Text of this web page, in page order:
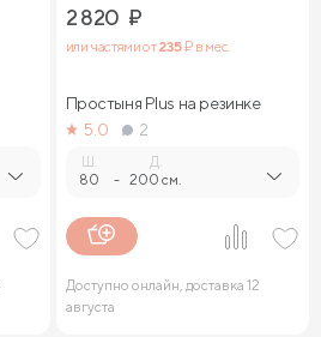
2 820 ₽
или частями от235₽ в мес.
Простыня Plus на резинке
5.0
2
Ш.
80 -
Д.
200 см.
Доступно онлайн, доставка 12
августа